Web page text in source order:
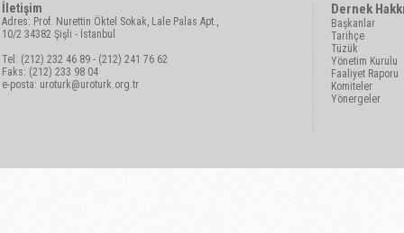
İletişim
Adres: Prof. Nurettin Öktel Sokak, Lale Palas Apt.,
10/2 34382 Şişli - İstanbul
Tel: (212) 232 46 89 - (212) 241 76 62
Faks: (212) 233 98 04
e-posta: uroturk@uroturk.org.tr
Dernek
Başkanlar
Tarihçe
Tüzük
Yönetim Kurulu
Faaliyet Raporu
Komiteler
Yönergeler